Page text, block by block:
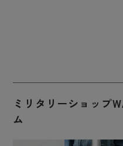
ミリタリーショップ
ム